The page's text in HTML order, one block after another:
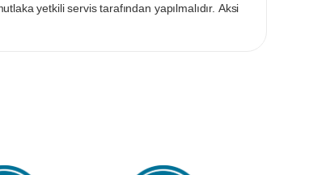
yetkili servis tarafından yapılmalıdır. Aksi